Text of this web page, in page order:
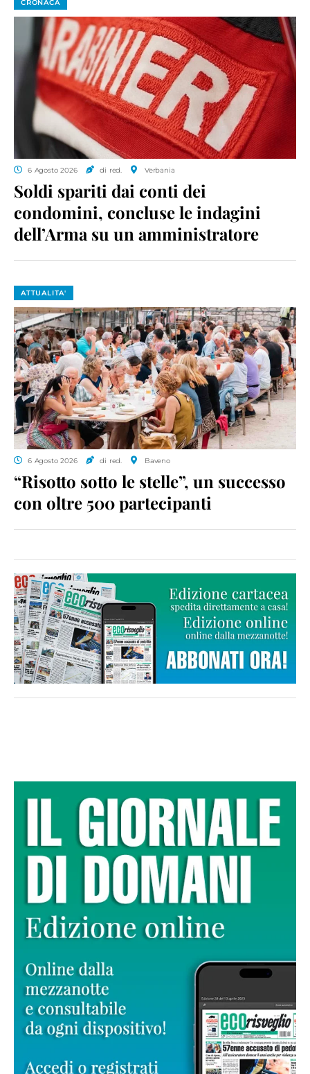
CRONACA
6 Agosto 2026 di red. Verbania
Soldi spariti dai conti dei
condomini, concluse le indagini
dell’Arma su un amministratore
ATTUALITA'
6 Agosto 2026 di red. Baveno
“Risotto sotto le stelle”, un successo
con oltre 500 partecipanti